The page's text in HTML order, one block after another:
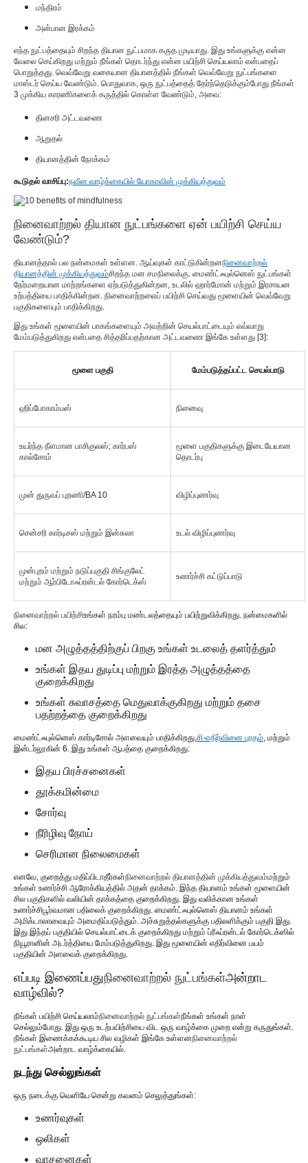
மந்திரம்
அன்பான இரக்கம்
எந்த நுட்பத்தையும் சிறந்த தியான நுட்பமாக கருத முடியாது. இது உங்களுக்கு என்ன
வேலை செய்கிறது மற்றும் நீங்கள் தொடர்ந்து என்ன பயிற்சி செய்யலாம் என்பதைப்
பொறுத்தது. வெவ்வேறு வகையான தியானத்தில் நீங்கள் வெவ்வேறு நுட்பங்களை
மாஸ்டர் செய்ய வேண்டும். பொதுவாக, ஒரு நுட்பத்தைத் தேர்ந்தெடுக்கும்போது நீங்கள்
3 முக்கிய காரணிகளைக் கருத்தில் கொள்ள வேண்டும், அவை:
தினசரி அட்டவணை
ஆறுதல்
தியானத்தின் நோக்கம்
கூடுதல் வாசிப்பு:நவீன வாழ்க்கையில் யோகாவின் முக்கியத்துவம்
நினைவாற்றல் தியான நுட்பங்களை ஏன் பயிற்சி செய்ய
வேண்டும்?
தியானத்தால் பல நன்மைகள் உள்ளன. ஆய்வுகள் காட்டுகின்றனநினைவாற்றல்
தியானத்தின் முக்கியத்துவம்சிறந்த மன சமநிலைக்கு. மைண்ட்ஃபுல்னெஸ் நுட்பங்கள்
நேர்மறையான மாற்றங்களை ஏற்படுத்துகின்றன, உடலில் ஹார்மோன் மற்றும் இரசாயன
உற்பத்தியை பாதிக்கின்றன. நினைவாற்றலைப் பயிற்சி செய்வது மூளையின் வெவ்வேறு
பகுதிகளையும் பாதிக்கிறது.
இது உங்கள் மூளையின் பாகங்களையும் அவற்றின் செயல்பாட்டையும் எவ்வாறு
மேம்படுத்துகிறது என்பதை சித்தரிப்பதற்கான அட்டவணை இங்கே உள்ளது [3]:
மூளை பகுதி மேம்படுத்தப்பட்ட செயல்பாடு
ஹிப்போகாம்பஸ் நினைவு
உயர்ந்த நீளமான பாசிகுலஸ்; கார்பஸ்
கால்சோம்
மூளை பகுதிகளுக்கு இடையேயான
தொடர்பு
முன் துருவப் புறணி/BA 10 விழிப்புணர்வு
சென்சரி கார்டிசஸ் மற்றும் இன்சுலா உடல் விழிப்புணர்வு
முன்புறம் மற்றும் நடுப்பகுதி சிங்குலேட்
மற்றும் ஆர்பிடோஃப்ரன்டல் கோர்டெக்ஸ்
உணர்ச்சி கட்டுப்பாடு
நினைவாற்றல் பயிற்சிஉங்கள் நரம்பு மண்டலத்தையும் பயிற்றுவிக்கிறது. நன்மைகளில்
சில:
மன அழுத்தத்திற்குப் பிறகு உங்கள் உடலைத் தளர்த்தும்
உங்கள் இதய துடிப்பு மற்றும் இரத்த அழுத்தத்தை
குறைக்கிறது
உங்கள் சுவாசத்தை மெதுவாக்குகிறது மற்றும் தசை
பதற்றத்தை குறைக்கிறது
மைண்ட்ஃபுல்னெஸ் கார்டிசோல் அளவையும் பாதிக்கிறது, சி-எதிர்வினை புரதம் , மற்றும்
இன்டர்லூகின் 6. இது உங்கள் ஆபத்தை குறைக்கிறது:
இதய பிரச்சனைகள்
தூக்கமின்மை
சோர்வு
நீரிழிவு நோய்
செரிமான நிலைமைகள்
எனவே, குறைத்து மதிப்பிடாதீர்கள்நினைவாற்றல் தியானத்தின் முக்கியத்துவம்மற்றும்
உங்கள் உணர்ச்சி ஆரோக்கியத்தில் அதன் தாக்கம். இந்த தியானம் உங்கள் மூளையின்
சில பகுதிகளில் வலியின் தாக்கத்தை குறைக்கிறது. இது வலிக்கான உங்கள்
உணர்ச்சிபூர்வமான பதிலைக் குறைக்கிறது. மைண்ட்ஃபுல்னெஸ் தியானம் உங்கள்
அமிக்டாலாவையும் அமைதிப்படுத்தும். அச்சுறுத்தல்களுக்கு பதிலளிக்கும் பகுதி இது.
இது இந்தப் பகுதியில் செயல்பாட்டைக் குறைக்கிறது மற்றும் ப்ரீஃப்ரன்டல் கோர்டெக்ஸில்
நியூரானின் அடர்த்தியை மேம்படுத்துகிறது. இது மூளையின் எதிர்வினை பயம்
பகுதியின் அளவைக் குறைக்கிறது.
எப்படி இணைப்பதுநினைவாற்றல் நுட்பங்கள்அன்றாட
வாழ்வில்?
நீங்கள் பயிற்சி செய்யலாம்நினைவாற்றல் நுட்பங்கள்நீங்கள் உங்கள் நாள்
செல்லும்போது. இது ஒரு உடற்பயிற்சியை விட ஒரு வாழ்க்கை முறை என்று கருதுங்கள்.
நீங்கள் இணைக்கக்கூடிய சில வழிகள் இங்கே உள்ளனநினைவாற்றல்
நுட்பங்கள்அன்றாட வாழ்க்கையில்.
நடந்து செல்லுங்கள்
ஒரு நடைக்கு வெளியே சென்று கவனம் செலுத்துங்கள்:
உணர்வுகள்
ஒலிகள்
வாசனைகள்